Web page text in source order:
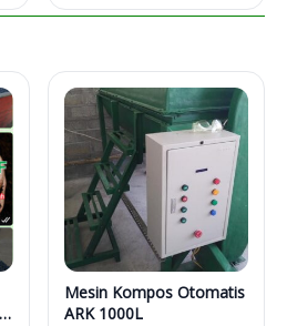
Mesin Kompos Otomatis
ARK 1000L